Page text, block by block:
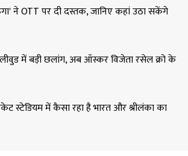
ने OTT पर दी दस्तक, जानिए कहां उठा सकेंगे
में बड़ी छलांग, अब ऑस्कर विजेता रसेल क्रो के
स्टेडियम में कैसा रहा है भारत और श्रीलंका का